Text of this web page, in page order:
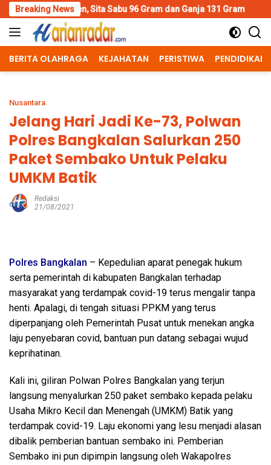
Skip
to
content
Breaking News
Sabu 96 Gram dan Ganja 131 Gram Wujud Polisi
BERITA OLAHRAGA KEJAHATAN PERISTIWA PENDIDIKAN
Nusantara
Jelang Hari Jadi Ke-73, Polwan
Polres Bangkalan Salurkan 250
Paket Sembako Untuk Pelaku
UMKM Batik
Redaksi
21/08/2021
Polres Bangkalan – Kepedulian aparat penegak hukum
serta pemerintah di kabupaten Bangkalan terhadap
masyarakat yang terdampak covid-19 terus mengalir tanpa
henti. Apalagi, di tengah situasi PPKM yang terus
diperpanjang oleh Pemerintah Pusat untuk menekan angka
laju penyebaran covid, bantuan pun datang sebagai wujud
keprihatinan.
Kali ini, giliran Polwan Polres Bangkalan yang terjun
langsung menyalurkan 250 paket sembako kepada pelaku
Usaha Mikro Kecil dan Menengah (UMKM) Batik yang
terdampak covid-19. Laju ekonomi yang lesu menjadi alasan
dibalik pemberian bantuan sembako ini. Pemberian
Sembako ini pun dipimpin langsung oleh Wakapolres